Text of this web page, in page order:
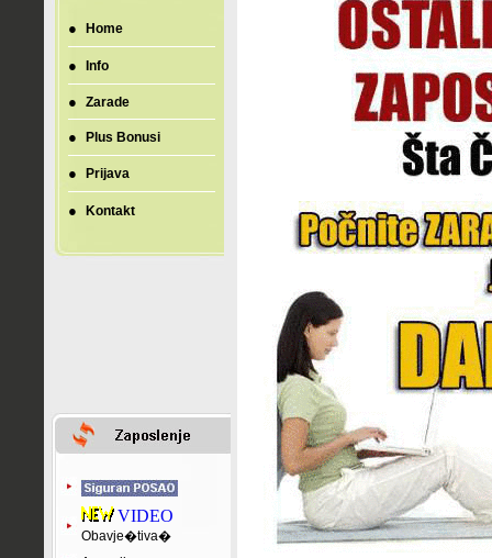
● Home
● Info
● Zarade
● Plus Bonusi
● Prijava
● Kontakt
VIDEO
Obavje�tiva�